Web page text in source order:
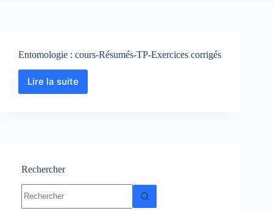
Entomologie : cours-Résumés-TP-Exercices corrigés
Lire la suite
Entomologie
Rechercher
résultat